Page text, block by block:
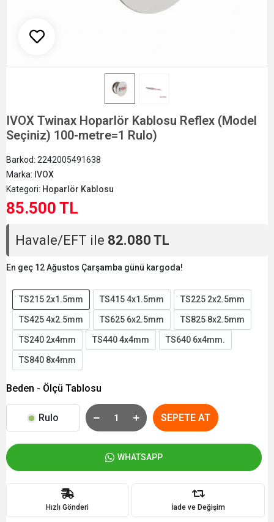
IVOX Twinax Hoparlör Kablosu Reflex (Model
Seçiniz) 100-metre=1 Rulo)
Barkod: 2242005491638
Marka: IVOX
Kategori: Hoparlör Kablosu
85.500 TL
Havale/EFT ile 82.080 TL
En geç 12 Ağustos Çarşamba günü kargoda!
TS215 2x1.5mm TS415 4x1.5mm TS225 2x2.5mm
TS425 4x2.5mm TS625 6x2.5mm TS825 8x2.5mm
TS240 2x4mm TS440 4x4mm TS640 6x4mm.
TS840 8x4mm
Beden - Ölçü Tablosu
Rulo SEPETE AT
WHATSAPP
Hızlı Gönderi İade ve Değişim